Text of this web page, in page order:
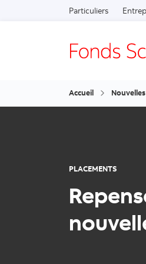
Particuliers
Accueil
PLACEMENTS